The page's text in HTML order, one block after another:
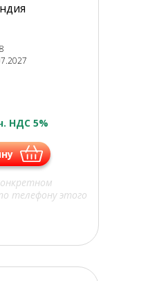
НДС 5%
телефону этого